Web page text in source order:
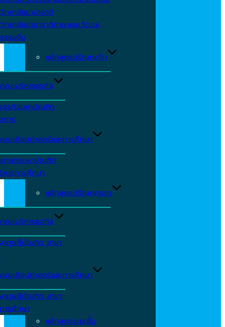
วิทยาลัยนานาชาติ
วิทยาลัยนานาชาติภาษาและวัฒนะ
ธรรมจีน
หลักสูตรปริญญาโท
คณะบริหารธุรกิจ
ธุรกิจมหาบัณฑิต
การ
คณะศิลปศาสตร์และการศึกษา
าสตรมหาบัณฑิต
หารการศึกษา
หลักสูตรปริญญาเอก
คณะบริหารธุจกิจ
ดุษฎีบัณฑิต สาขา
คณะศิลปศาสตร์และการศึกษา
ดุษฎีบัณฑิต สาขา
ารศึกษา
หลักสูตรระยะสั้น